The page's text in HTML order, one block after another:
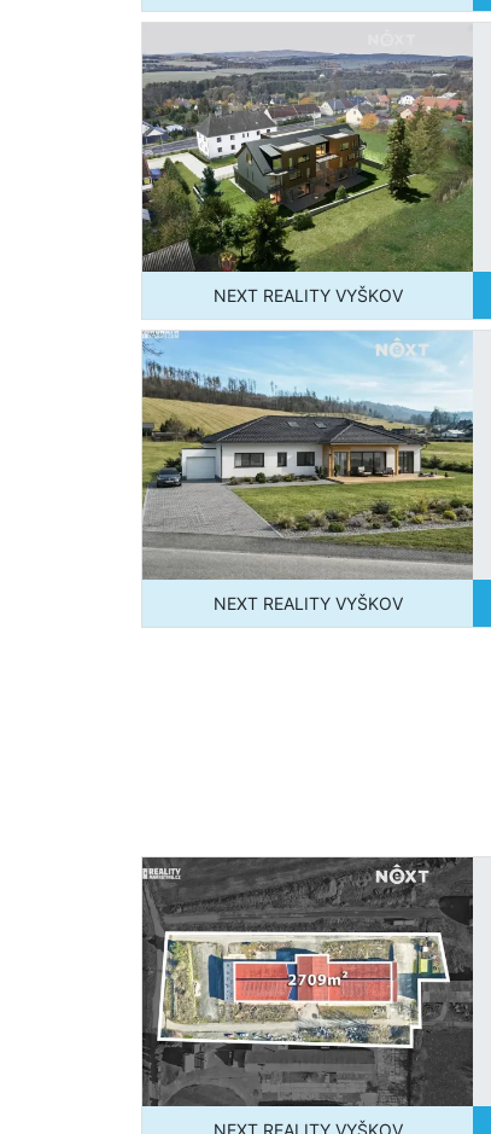
NEXT REALITY VYŠKOV
NEXT REALITY VYŠKOV
NEXT REALITY VYŠKOV